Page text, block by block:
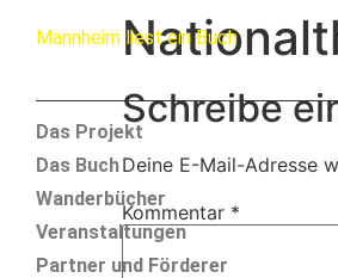
Mannheim liest ein Buch
Das Projekt
Das Buch
Wanderbücher
Veranstaltungen
Partner und Förderer
Schreibe
Deine E-Mail-Adresse
Kommentar *